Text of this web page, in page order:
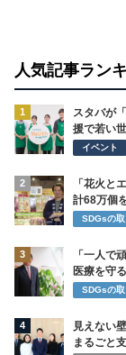
人気記事ラン
1
スタバが
援で若い
イベント
2
「花火と
計68万個
SDGsの
3
「一人で
医療を守
SDGsの
4
見えない
まるごと